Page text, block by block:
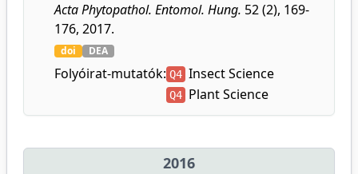
Acta Phytopathol. Entomol. Hung. 52 (2), 169-
176, 2017.
doi DEA
Folyóirat-mutatók: Q4 Insect Science
Q4 Plant Science
2016